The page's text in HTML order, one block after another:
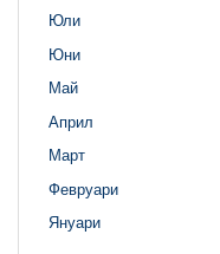
Юли
Юни
Май
Април
Март
Февруари
Януари